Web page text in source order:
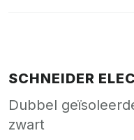
SCHNEIDER
Dubbel
zwart